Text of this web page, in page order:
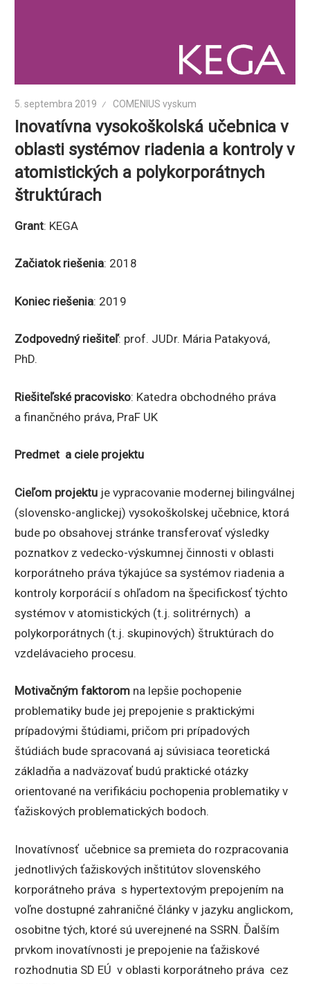
5. septembra 2019 COMENIUS vyskum
Inovatívna vysokoškolská učebnica v
oblasti systémov riadenia a kontroly v
atomistických a polykorporátnych
štruktúrach
Grant: KEGA
Začiatok riešenia: 2018
Koniec riešenia: 2019
Zodpovedný riešiteľ: prof. JUDr. Mária Patakyová,
PhD.
Riešiteľské pracovisko: Katedra obchodného práva
a finančného práva, PraF UK
Predmet a ciele projektu
Cieľom projektu je vypracovanie modernej bilingválnej
(slovensko-anglickej) vysokoškolskej učebnice, ktorá
bude po obsahovej stránke transferovať výsledky
poznatkov z vedecko-výskumnej činnosti v oblasti
korporátneho práva týkajúce sa systémov riadenia a
kontroly korporácií s ohľadom na špecifickosť týchto
systémov v atomistických (t.j. solitrérnych) a
polykorporátnych (t.j. skupinových) štruktúrach do
vzdelávacieho procesu.
Motivačným faktorom na lepšie pochopenie
problematiky bude jej prepojenie s praktickými
prípadovými štúdiami, pričom pri prípadových
štúdiách bude spracovaná aj súvisiaca teoretická
základňa a nadväzovať budú praktické otázky
orientované na verifikáciu pochopenia problematiky v
ťažiskových problematických bodoch.
Inovatívnosť učebnice sa premieta do rozpracovania
jednotlivých ťažiskových inštitútov slovenského
korporátneho práva s hypertextovým prepojením na
voľne dostupné zahraničné články v jazyku anglickom,
osobitne tých, ktoré sú uverejnené na SSRN. Ďalším
prvkom inovatívnosti je prepojenie na ťažiskové
rozhodnutia SD EÚ v oblasti korporátneho práva cez